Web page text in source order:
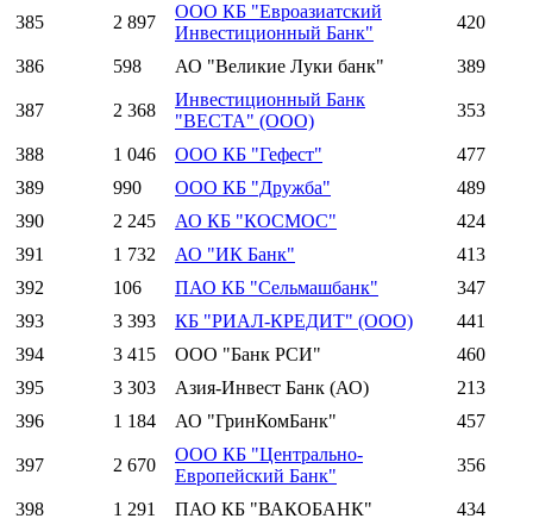
385 2 897
ООО КБ "Евроазиатский
Инвестиционный Банк"
420
386 598 АО "Великие Луки банк" 389
387 2 368
Инвестиционный Банк
"ВЕСТА" (ООО)
353
388 1 046 ООО КБ "Гефест"
477
389
990 ООО КБ "Дружба"
489
390
2 245 АО КБ "КОСМОС"
424
391
1 732 АО "ИК Банк"
413
392
106 ПАО КБ "Сельмашбанк"
347
393
3 393 КБ "РИАЛ-КРЕДИТ" (ООО)
441
394
3 415 ООО "Банк РСИ"
460
395
3 303 Азия-Инвест Банк (АО)
213
396
1 184 АО "ГринКомБанк" 457
397 2 670
ООО КБ "Центрально-
Европейский Банк"
356
398 1 291 ПАО КБ "ВАКОБАНК"
434